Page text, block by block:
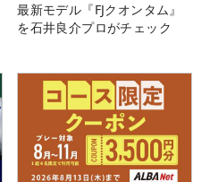
最新モデル『FJクオンタム』
を石井良介プロがチェック